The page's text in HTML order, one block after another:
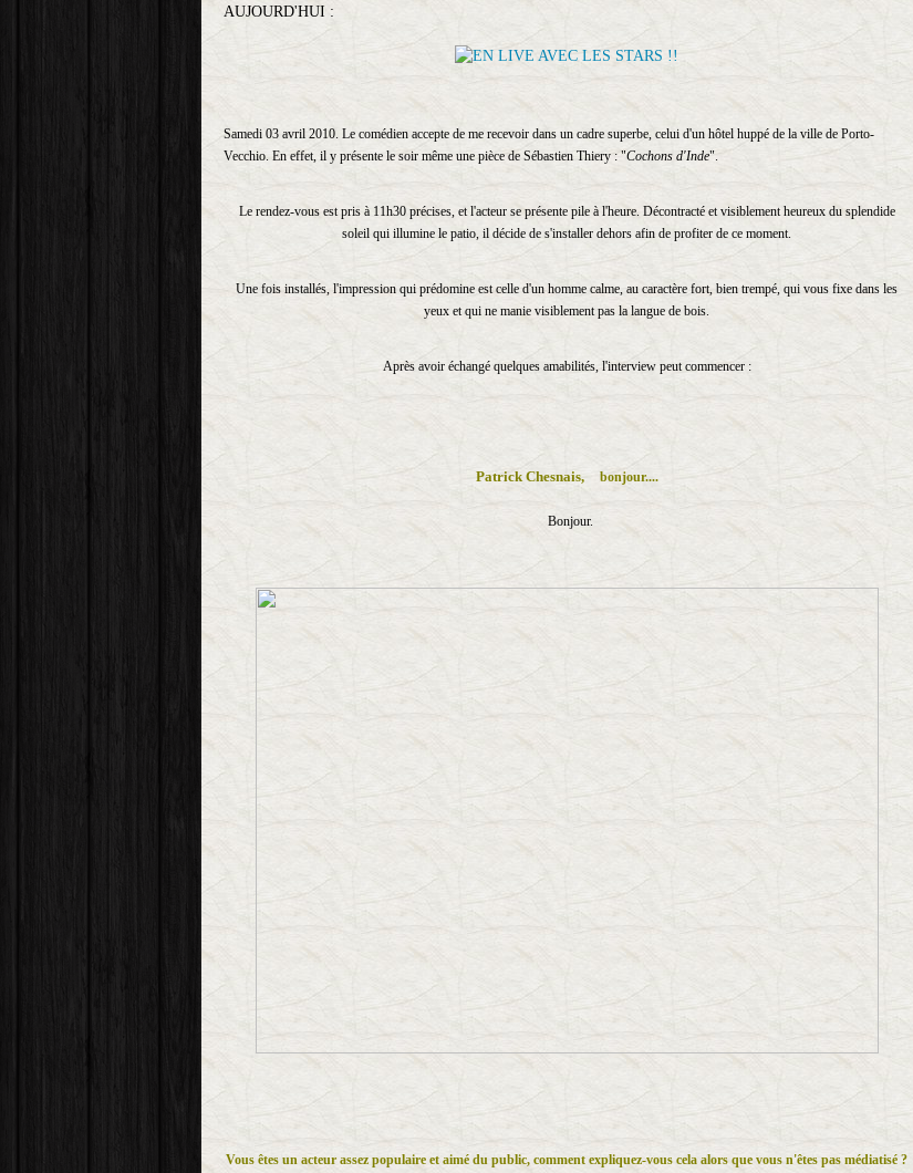
AUJOURD'HUI :
Samedi 03 avril 2010. Le comédien accepte de me recevoir dans un cadre superbe, celui d'un hôtel huppé de la ville de Porto-
Vecchio. En effet, il y présente le soir même une pièce de Sébastien Thiery : "Cochons d'Inde".
Le rendez-vous est pris à 11h30 précises, et l'acteur se présente pile à l'heure. Décontracté et visiblement heureux du splendide
soleil qui illumine le patio, il décide de s'installer dehors afin de profiter de ce moment.
Une fois installés, l'impression qui prédomine est celle d'un homme calme, au caractère fort, bien trempé, qui vous fixe dans les
yeux et qui ne manie visiblement pas la langue de bois.
Après avoir échangé quelques amabilités, l'interview peut commencer :
Patrick Chesnais, bonjour....
Bonjour.
Vous êtes un acteur assez populaire et aimé du public, comment expliquez-vous cela alors que vous n'êtes pas médiatisé ?